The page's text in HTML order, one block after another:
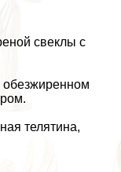
свеклы с
обезжиренном
телятина,